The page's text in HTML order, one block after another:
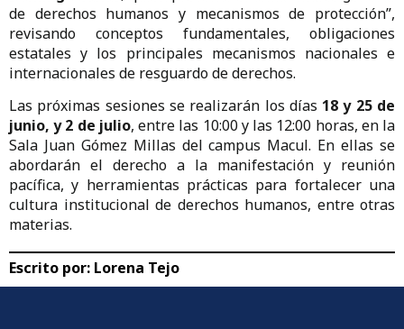
de derechos humanos y mecanismos de protección”,
revisando conceptos fundamentales, obligaciones
estatales y los principales mecanismos nacionales e
internacionales de resguardo de derechos.
Las próximas sesiones se realizarán los días 18 y 25 de
junio, y 2 de julio, entre las 10:00 y las 12:00 horas, en la
Sala Juan Gómez Millas del campus Macul. En ellas se
abordarán el derecho a la manifestación y reunión
pacífica, y herramientas prácticas para fortalecer una
cultura institucional de derechos humanos, entre otras
materias.
Escrito por: Lorena Tejo